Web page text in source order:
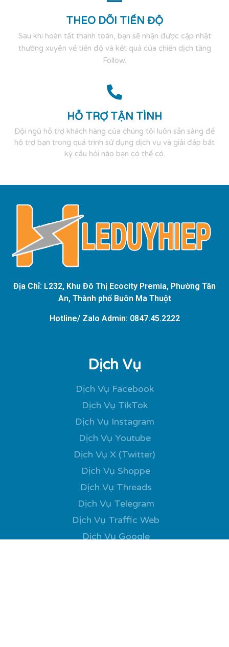
THEO DÕI TIẾN ĐỘ
Sau khi hoàn tất thanh toán, bạn sẽ nhận được cập nhật
thường xuyên về tiến độ và kết quả của chiến dịch tăng
Follow.
HỖ TRỢ TẬN TÌNH
Đội ngũ hỗ trợ khách hàng của chúng tôi luôn sẵn sàng để
hỗ trợ bạn trong quá trình sử dụng dịch vụ và giải đáp bất
kỳ câu hỏi nào bạn có thể có.
Địa Chỉ: L232, Khu Đô Thị Ecocity Premia, Phường Tân
An, Thành phố Buôn Ma Thuột
Hotline/ Zalo Admin: 0847.45.2222
Dịch Vụ
Dịch Vụ Facebook
Dịch Vụ TikTok
Dịch Vụ Instagram
Dịch Vụ Youtube
Dịch Vụ X (Twitter)
Dịch Vụ Shoppe
Dịch Vụ Threads
Dịch Vụ Telegram
Dịch Vụ Traffic Web
Dịch Vụ Google